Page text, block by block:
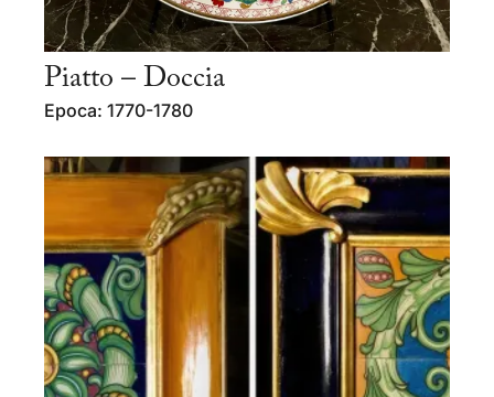
Piatto – Doccia
Epoca: 1770-1780